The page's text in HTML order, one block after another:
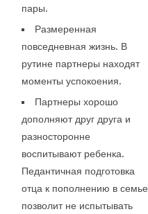
пары.
Размеренная
повседневная жизнь. В
рутине партнеры находят
моменты успокоения.
Партнеры хорошо
дополняют друг друга и
разносторонне
воспитывают ребенка.
Педантичная подготовка
отца к пополнению в семье
позволит не испытывать